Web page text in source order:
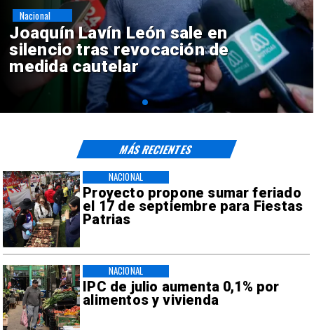
Chile y Venezuela formalizan
reinicio de relaciones
consulares
Nacional
Proyecto propone sumar feriado
el 17 de septiembre para Fiestas
Patrias
NACIONAL
IPC de julio aumenta 0,1% por
alimentos y vivienda
NACIONAL
MÁS RECIENTES